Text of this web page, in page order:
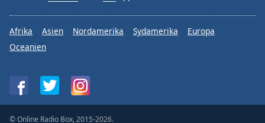
Afrika Asien Nordamerika Sydamerika
Europa
Oceanien
© Online Radio Box, 2015-2026.